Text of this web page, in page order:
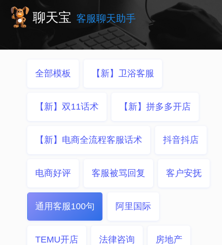
聊天宝 客服聊天助手
全部模板 【新】卫浴客服
【新】双11话术 【新】拼多多开店
【新】电商全流程客服话术 抖音抖店
电商好评 客服被骂回复 客户安抚
通用客服100句 阿里国际
TEMU开店 法律咨询 房地产